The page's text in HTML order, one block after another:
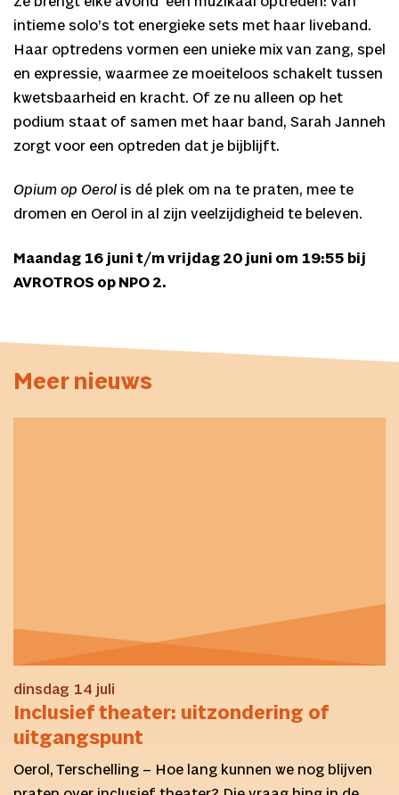
intieme solo’s tot energieke sets met haar liveband.
Haar optredens vormen een unieke mix van zang, spel
en expressie, waarmee ze moeiteloos schakelt tussen
kwetsbaarheid en kracht. Of ze nu alleen op het
podium staat of samen met haar band, Sarah Janneh
zorgt voor een optreden dat je bijblijft.
Opium op Oerol is dé plek om na te praten, mee te
dromen en Oerol in al zijn veelzijdigheid te beleven.
Maandag 16 juni t/m vrijdag 20 juni om 19:55 bij
AVROTROS op NPO 2.
Meer nieuws
dinsdag 14 juli
Inclusief theater: uitzondering of
uitgangspunt
Oerol, Terschelling – Hoe lang kunnen we nog blijven